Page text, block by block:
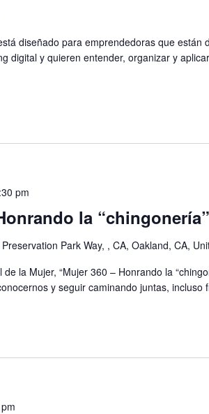
diseñado para emprendedoras que están
digital y quieren entender, organizar y
la
pm
Park Way, , CA, Oakland, CA,
la Mujer, “Mujer 360 – Honrando la
y seguir caminando juntas,